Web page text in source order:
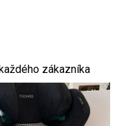
zákazníka